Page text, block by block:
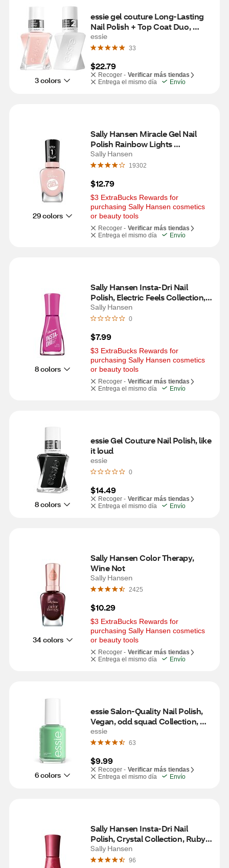
3 colors
essie gel couture Long-Lasting
Nail Polish + Top Coat Duo,
Vegan, fairy tailor (pink)
essie
33
$22.79
Recoger - Verificar más tiendas
Entrega el mismo día
Envío
29 colors
Sally Hansen Miracle Gel Nail
Polish Rainbow Lights
Collection, Once a Chiffon
Sally Hansen
19302
$12.79
$3 ExtraBucks Rewards for
purchasing Sally Hansen cosmetics
or beauty tools
Recoger - Verificar más tiendas
Entrega el mismo día
Envío
8 colors
Sally Hansen Insta-Dri Nail
Polish, Electric Feels Collection,
Magenta Pulse
Sally Hansen
0
$7.99
$3 ExtraBucks Rewards for
purchasing Sally Hansen cosmetics
or beauty tools
Recoger - Verificar más tiendas
Entrega el mismo día
Envío
8 colors
essie Gel Couture Nail Polish, like
it loud
essie
0
$14.49
Recoger - Verificar más tiendas
Entrega el mismo día
Envío
34 colors
Sally Hansen Color Therapy,
Wine Not
Sally Hansen
2425
$10.29
$3 ExtraBucks Rewards for
purchasing Sally Hansen cosmetics
or beauty tools
Recoger - Verificar más tiendas
Entrega el mismo día
Envío
6 colors
essie Salon-Quality Nail Polish,
Vegan, odd squad Collection,
perfectly peculiar (green)
essie
63
$9.99
Recoger - Verificar más tiendas
Entrega el mismo día
Envío
Sally Hansen Insta-Dri Nail
Polish, Crystal Collection, Ruby
Reflection
Sally Hansen
96